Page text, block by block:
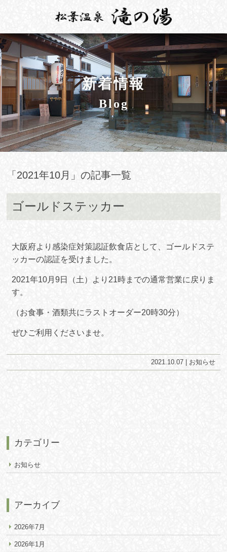
新着情報
Blog
MENU
じ
る
HOME
お部屋
温泉
お料理
施設案内
周辺観光
「2021年10月」の記事一覧
ゴールドステッカー
大阪府より感染症対策認証飲食店として、ゴールドステ
ッカーの認証を受けました。
2021年10月9日（土）より21時までの通常営業に戻りま
す。
（お食事・酒類共にラストオーダー20時30分）
ぜひご利用くださいませ。
2021.10.07 | お知らせ
カテゴリー
お知らせ
アーカイブ
2026年7月
2026年1月